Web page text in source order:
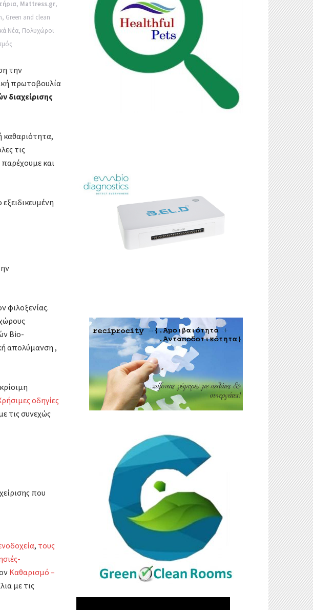
, Mattress.gr,
, Green and clean
Νέα, Πολυχώροι
Υψηλής
Ποιότητας
Bio-
Εσωτερικών
Χώρων.
την
πρωτοβουλία
διαχείρισης
καθαριότητα,
τις
και
φιλοξενίας.
Bio-
απολύμανση ,
οδηγίες
τις συνεχώς
που
, τους
Καθαρισμό –
με τις